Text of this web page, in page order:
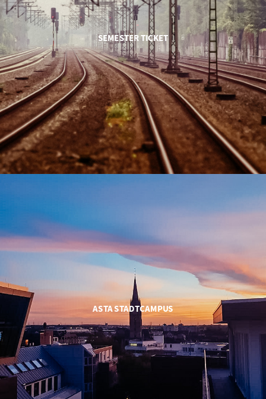
SEMESTER TICKET
ASTA STADTCAMPUS